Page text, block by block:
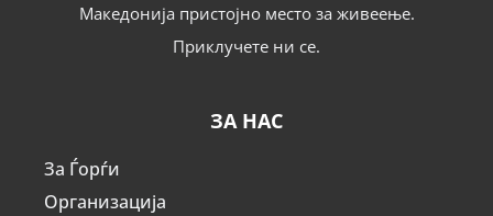
Македонија пристојно место за живеење.
Приклучете ни се.
ЗА НАС
За Ѓорѓи
Организација